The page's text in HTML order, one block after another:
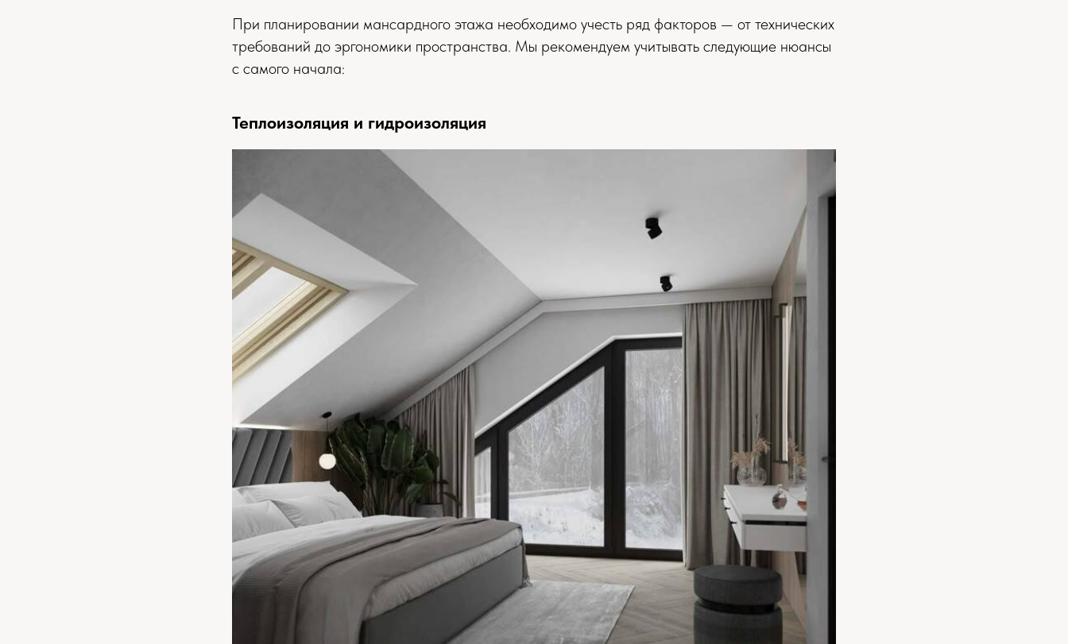
При планировании мансардного этажа необходимо учесть ряд факторов — от технических
требований до эргономики пространства. Мы рекомендуем учитывать следующие нюансы
с самого начала:
Теплоизоляция и гидроизоляция